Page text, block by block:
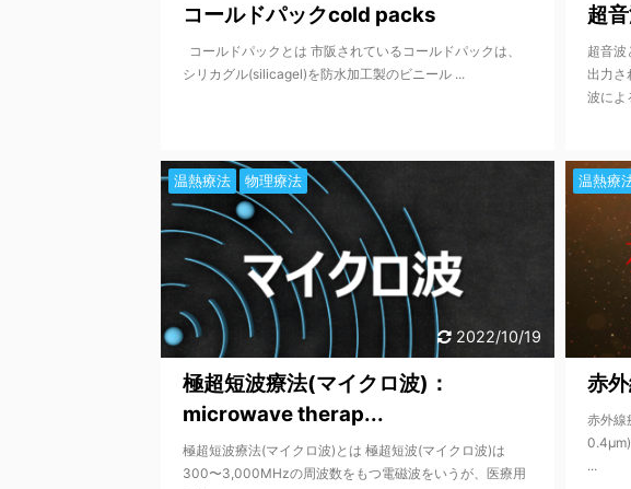
コールドパックcold packs
コールドパックとは 市阪されているコールドパックは、
シリカグル(silicagel)を防水加工製のビニール ...
超
超音波
出力さ
波によ
2022/10/19
温熱療法 物理療法
極超短波療法(マイクロ波)：
microwave therap...
極超短波療法(マイクロ波)とは 極超短波(マイクロ波)は
300〜3,000MHzの周波数をもつ電磁波をいうが、医療用
温熱療
赤
赤外線
...